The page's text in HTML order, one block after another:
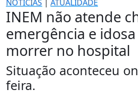
NOTÍCIAS | ATUALIDADE
INEM não atende
emergência e
morrer no hospital
Situação aconteceu
feira.